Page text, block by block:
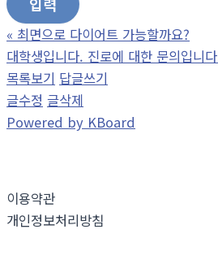
« 최면으로 다이어트 가능할까요?
대학생입니다. 진로에 대한 문의입니다
목록보기 답글쓰기
글수정 글삭제
Powered by KBoard
이용약관
개인정보처리방침